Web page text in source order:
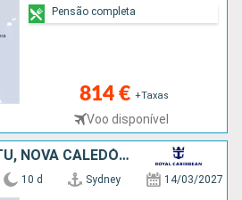
814 € +Taxas
Voo disponível
Pensão completa
AUSTRALIA, VANUATU, NOVA CALEDÓNIA
10 d Sydney 14/03/2027